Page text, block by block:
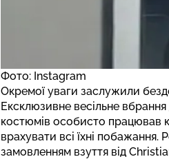
Фото: Instagram
Окремої уваги заслужили
Ексклюзивне весільне
костюмів особисто працював
врахувати всі їхні
замовленням взуття від